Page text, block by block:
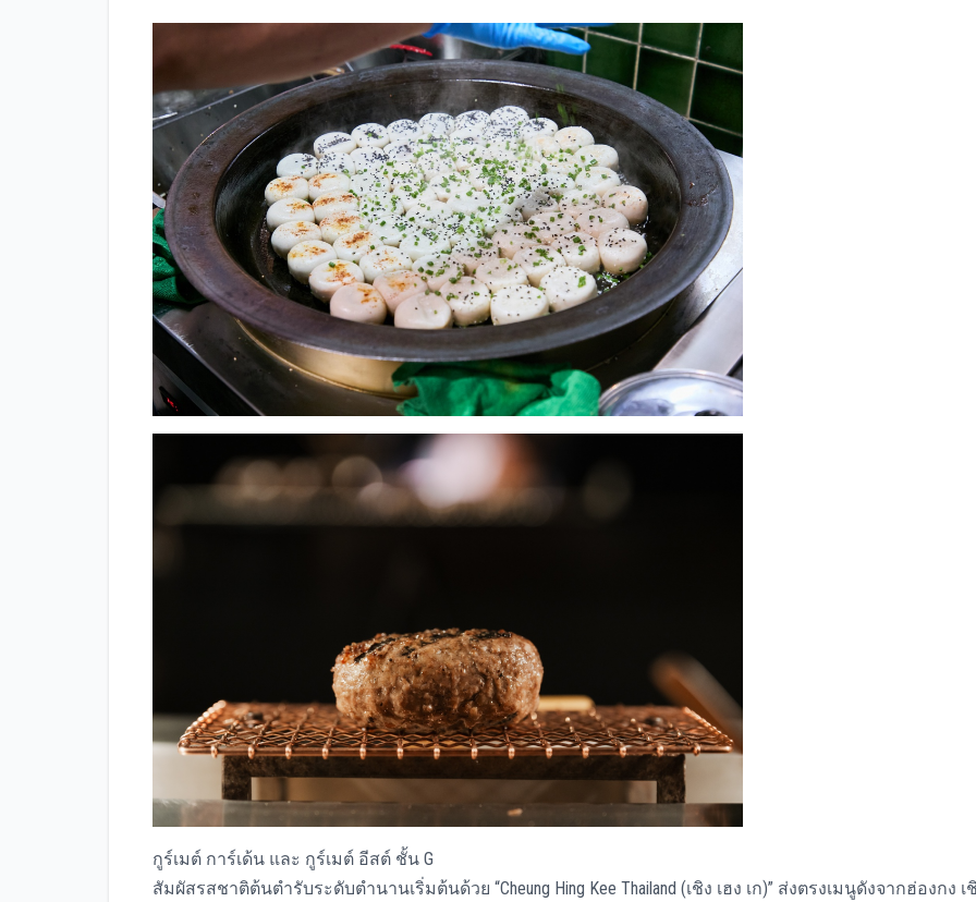
กูร์เมต์ การ์เด้น และ กูร์เมต์ อีสต์ ชั้น G
สัมผัสรสชาติต้นตำรับระดับตำนานเริ่มต้นด้วย “Cheung Hing Kee Thailand (เชิง เฮง เก)” ส่งตรงเมนูดังจากฮ่องกง เ